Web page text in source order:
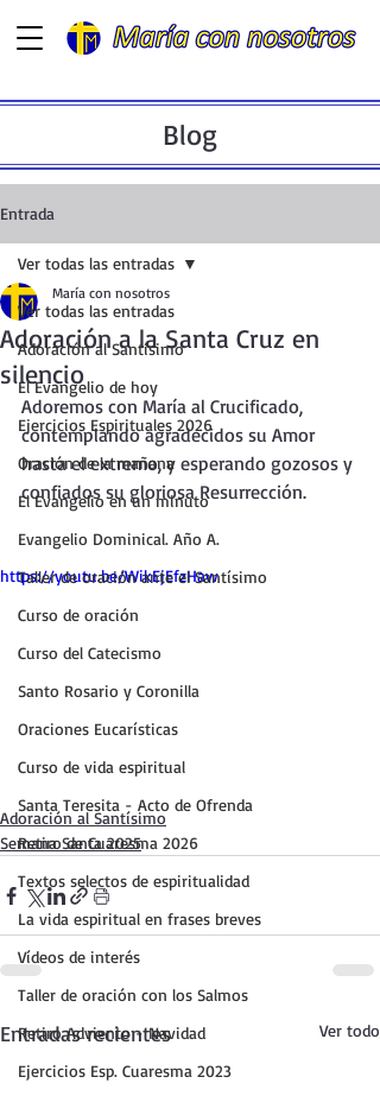
Blog
Entrada
Ver todas las entradas
Adoración al Santísimo
El Evangelio de hoy
Ejercicios Espirituales 2026
Oración de la mañana
El Evangelio en un minuto
Evangelio Dominical. Año A.
Taller de oración ante el Santísimo
Curso de oración
Curso del Catecismo
Santo Rosario y Coronilla
Oraciones Eucarísticas
Curso de vida espiritual
Santa Teresita - Acto de Ofrenda
Retiro de Cuaresma 2026
Textos selectos de espiritualidad
La vida espiritual en frases breves
Vídeos de interés
Taller de oración con los Salmos
Retiro Adviento - Navidad
Ejercicios Esp. Cuaresma 2023
Ver todas las entradas
Adoración a la Santa Cruz en
silencio
María con nosotros
Adoremos con María al Crucificado,
contemplando agradecidos su Amor
hasta el extremo, y esperando gozosos y
confiados su gloriosa Resurrección.
https://youtu.be/WikEjEfzHaw
Adoración al Santísimo
Semana Santa 2025
Entradas recientes Ver todo